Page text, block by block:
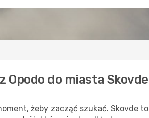
do miasta Skovde
żeby zacząć szukać. Skovde